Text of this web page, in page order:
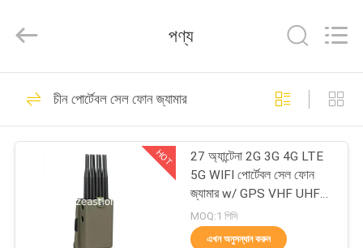
পণ্য
ELECTRONICS(HK)
CO.,LTD.
Reserved.
সেল ফোন সিগন্যাল জ্যামার
161
পণ্য
চীন পোর্টেবল সেল ফোন জ্যামার
HOT
27 অ্যান্টেনা 2G 3G 4G LTE
5G WIFI পোর্টেবল সেল ফোন
জ্যামার w/ GPS VHF UHF
FM রেডিও ব্লকিং
MOQ:1 পিসি
এখন অনুসন্ধান করুন